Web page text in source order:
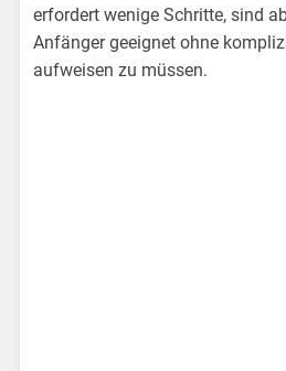
erfordert wenige Schritte, sind
Anfänger geeignet ohne
aufweisen zu müssen.